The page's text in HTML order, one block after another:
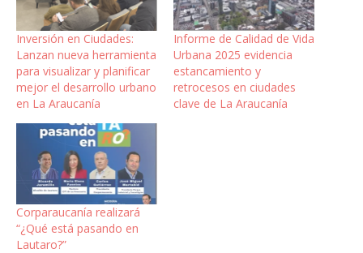
Inversión en Ciudades:
Lanzan nueva herramienta
para visualizar y planificar
mejor el desarrollo urbano
en La Araucanía
Informe de Calidad de Vida
Urbana 2025 evidencia
estancamiento y
retrocesos en ciudades
clave de La Araucanía
Corparaucanía realizará
“¿Qué está pasando en
Lautaro?”